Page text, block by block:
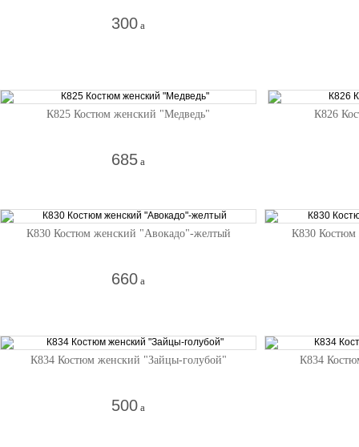
300 a
К825 Костюм женский "Медведь"
685 a
К826
К830 Костюм женский "Авокадо"-желтый
660 a
К830 Костюм
К834 Костюм женский "Зайцы-голубой"
500 a
К834